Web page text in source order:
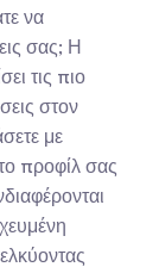
να
σας; Η
τις πιο
στον
με
προφίλ σας